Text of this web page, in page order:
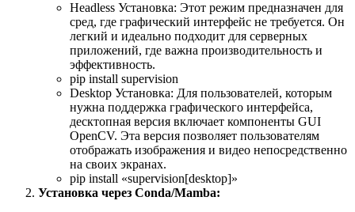
Headless Установка: Этот режим предназначен для
сред, где графический интерфейс не требуется. Он
легкий и идеально подходит для серверных
приложений, где важна производительность и
эффективность.
pip install supervision
Desktop Установка: Для пользователей, которым
нужна поддержка графического интерфейса,
десктопная версия включает компоненты GUI
OpenCV. Эта версия позволяет пользователям
отображать изображения и видео непосредственно
на своих экранах.
pip install «supervision[desktop]»
Установка через Conda/Mamba: